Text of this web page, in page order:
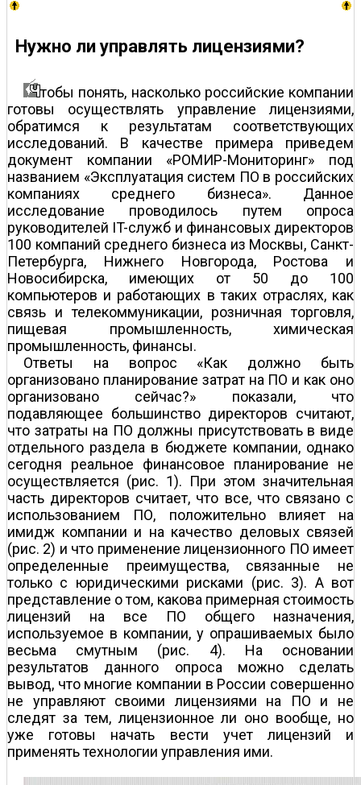
Нужно ли управлять лицензиями?
тобы понять, насколько российские компании
готовы осуществлять управление лицензиями,
обратимся к результатам соответствующих
исследований. В качестве примера приведем
документ компании «РОМИР-Мониторинг» под
названием «Эксплуатация систем ПО в российских
компаниях среднего бизнеса». Данное
исследование проводилось путем опроса
руководителей IT-служб и финансовых директоров
100 компаний среднего бизнеса из Москвы, Санкт-
Петербурга, Нижнего Новгорода, Ростова и
Новосибирска, имеющих от 50 до 100
компьютеров и работающих в таких отраслях, как
связь и телекоммуникации, розничная торговля,
пищевая промышленность, химическая
промышленность, финансы.
Ответы на вопрос «Как должно быть
организовано планирование затрат на ПО и как оно
организовано сейчас?» показали, что
подавляющее большинство директоров считают,
что затраты на ПО должны присутствовать в виде
отдельного раздела в бюджете компании, однако
сегодня реальное финансовое планирование не
осуществляется (рис. 1). При этом значительная
часть директоров считает, что все, что связано с
использованием ПО, положительно влияет на
имидж компании и на качество деловых связей
(рис. 2) и что применение лицензионного ПО имеет
определенные преимущества, связанные не
только с юридическими рисками (рис. 3). А вот
представление о том, какова примерная стоимость
лицензий на все ПО общего назначения,
используемое в компании, у опрашиваемых было
весьма смутным (рис. 4). На основании
результатов данного опроса можно сделать
вывод, что многие компании в России совершенно
не управляют своими лицензиями на ПО и не
следят за тем, лицензионное ли оно вообще, но
уже готовы начать вести учет лицензий и
применять технологии управления ими.